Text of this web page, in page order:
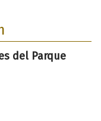
del Parque